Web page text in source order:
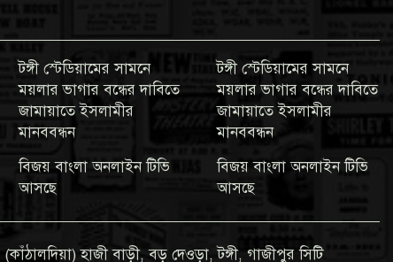
টঙ্গী স্টেডিয়ামের সামনে
ময়লার ভাগার বন্ধের দাবিতে
জামায়াতে ইসলামীর
মানববন্ধন
বিজয় বাংলা অনলাইন টিভি
আসছে
টঙ্গী স্টেডিয়ামের সামনে
ময়লার ভাগার বন্ধের দাবিতে
জামায়াতে ইসলামীর
মানববন্ধন
বিজয় বাংলা অনলাইন টিভি
আসছে
হাজী বাড়ী, বড় দেওড়া, টঙ্গী, গাজীপুর সিটি